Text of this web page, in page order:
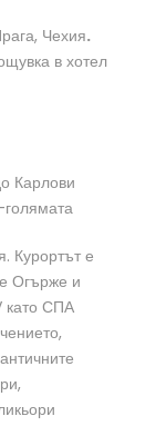
Чехия.
в хотел
Карлови
Курортът е
Огърже и
като СПА